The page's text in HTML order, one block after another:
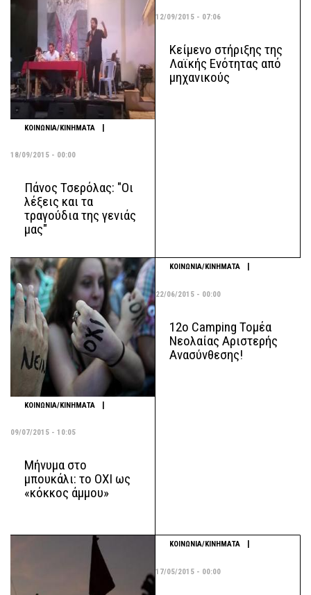
ΚΟΙΝΩΝΙΑ/ΚΙΝΗΜΑΤΑ |
18/09/2015 - 00:00
Πάνος Τσερόλας: "Οι
λέξεις και τα
τραγούδια της γενιάς
μας"
12/09/2015 - 07:06
Κείμενο στήριξης της
Λαϊκής Ενότητας από
μηχανικούς
ΚΟΙΝΩΝΙΑ/ΚΙΝΗΜΑΤΑ |
09/07/2015 - 10:05
Μήνυμα στο
μπουκάλι: το ΟΧΙ ως
«κόκκος άμμου»
ΚΟΙΝΩΝΙΑ/ΚΙΝΗΜΑΤΑ
22/06/2015 - 00:00
12o Camping Τομέα
Νεολαίας Αριστερής
Ανασύνθεσης!
ΚΟΙΝΩΝΙΑ/ΚΙΝΗΜΑΤΑ
17/05/2015 - 00:00